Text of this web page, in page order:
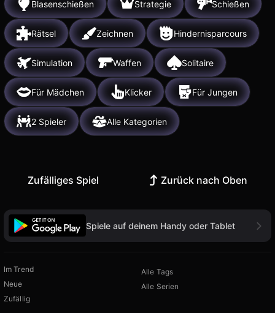
Blasenschießen Strategie Schießen
Rätsel Zeichnen Hindernisparcours
Simulation Waffen Solitaire
Für Mädchen Klicker Für Jungen
2 Spieler Alle Kategorien
Zufälliges Spiel Zurück nach Oben
Spiele auf deinem Handy oder Tablet
Im Trend
Neue
Zufällig
Alle Tags
Alle Serien